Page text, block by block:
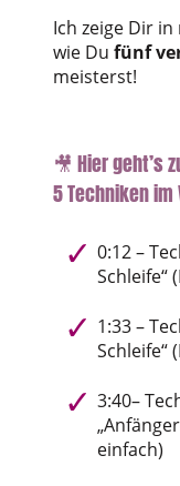
Ich zeige Dir
wie Du fünf
meisterst!
🎥 Hier geht’s
5 Techniken im
0:12 –
Schleife“
1:33 –
Schleife“
3:40–
einfach)